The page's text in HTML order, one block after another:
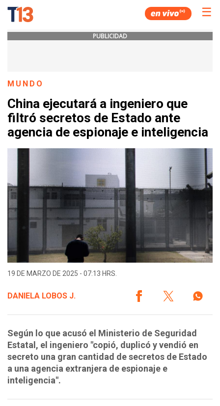
☰
PUBLICIDAD
MUNDO
China ejecutará a ingeniero que
filtró secretos de Estado ante
agencia de espionaje e inteligencia
19 DE MARZO DE 2025 - 07:13 HRS.
DANIELA LOBOS J.
Según lo que acusó el Ministerio de Seguridad
Estatal, el ingeniero "copió, duplicó y vendió en
secreto una gran cantidad de secretos de Estado
a una agencia extranjera de espionaje e
inteligencia".